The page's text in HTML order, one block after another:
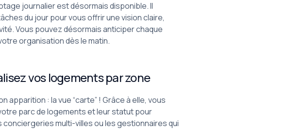
journalier est désormais disponible. Il
du jour pour vous offrir une vision claire,
Vous pouvez désormais anticiper chaque
organisation dès le matin.
vos logements par zone
: la vue “carte” ! Grâce à elle, vous
parc de logements et leur statut pour
conciergeries multi-villes ou les gestionnaires qui